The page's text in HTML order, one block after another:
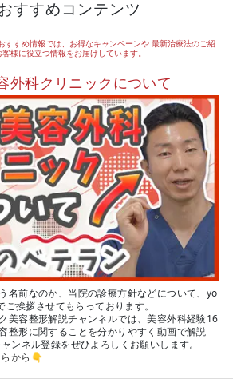
すすめコンテンツ
すすめ情報では、お得なキャンペーンや最新治療法のご紹
様に役立つ情報をお届けしています。
外科クリニックについて
名前なのか、当院の診療方針などについて、yo
挨拶させてもらっております。
美容整形解説チャンネルでは、美容外科経験16
整形に関することを分かりやすく動画で解説
ンネル登録をぜひよろしくお願いします。
から 👇